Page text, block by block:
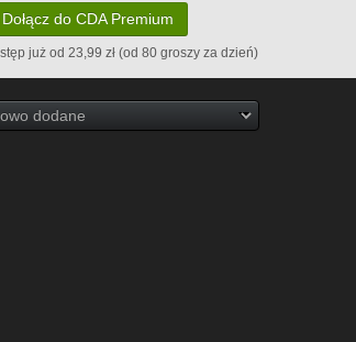
Dołącz do CDA Premium
już od 23,99 zł (od 80 groszy za dzień)